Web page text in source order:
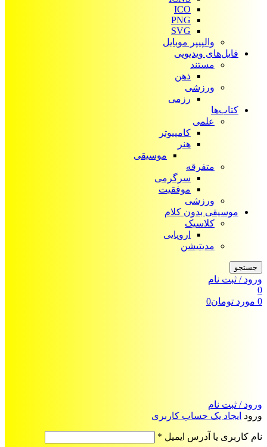
ICO
PNG
SVG
والپیپر موبایل
فایل‌های ویدیویی
مستند
ذهن
ورزشی
رزمی
کتاب‌ها
علمی
کامپیوتر
هنر
موسیقی
متفرقه
سرگرمی
موفقیت
ورزشی
موسیقی بدون کلام
کلاسیک
اروپایی
مدیتیشن
جستجو
ورود / ثبت نام
0
0 مورد تومان0
ورود / ثبت نام
ورود ایجاد یک حساب کاربری
نام کاربری یا آدرس ایمیل *